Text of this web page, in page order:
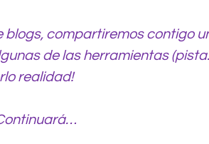
blogs, compartiremos contigo
de las herramientas
realidad!